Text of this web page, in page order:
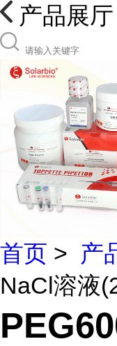
产品展厅
首页 > 产
NaCl溶液